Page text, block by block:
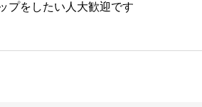
プをしたい人大歓迎です